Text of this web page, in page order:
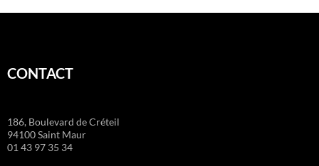
CONTACT
186, Boulevard de Créteil
94100 Saint Maur
01 43 97 35 34